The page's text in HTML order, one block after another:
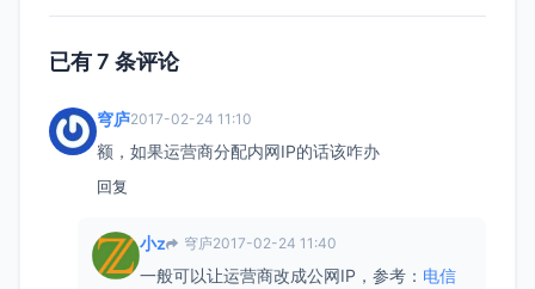
已有 7 条评论
穹庐2017-02-24 11:10
额，如果运营商分配内网IP的话该咋办
回复
小z 穹庐2017-02-24 11:40
一般可以让运营商改成公网IP，参考： 电信